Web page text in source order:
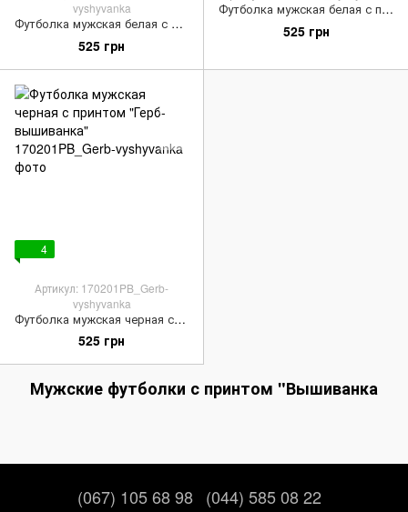
vyshyvanka
Футболка мужская белая с принтом "Герб-вышиванка"
525 грн
Футболка мужская белая с принтом "Вышиванка с тризубом"
525 грн
4
Артикул: 170201PB_Gerb-
vyshyvanka
Футболка мужская черная с принтом "Герб-вышиванка"
525 грн
Мужские футболки с принтом "Вышиванка
(067) 105 68 98 (044) 585 08 22